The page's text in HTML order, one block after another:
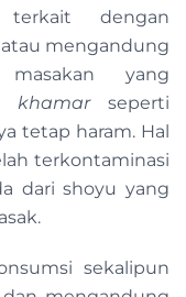
dengan
mengandung
yang
khamarseperti
tetap haram. Hal
terkontaminasi
dari shoyu yang
sekalipun